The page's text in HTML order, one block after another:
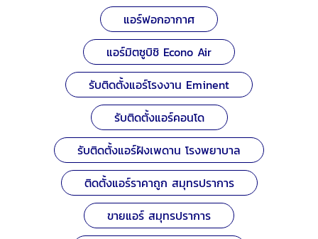
แอร์ฟอกอากาศ
แอร์มิตซูบิชิ Econo Air
รับติดตั้งแอร์โรงงาน Eminent
รับติดตั้งแอร์คอนโด
รับติดตั้งแอร์ฝังเพดาน โรงพยาบาล
ติดตั้งแอร์ราคาถูก สมุทรปราการ
ขายแอร์ สมุทรปราการ